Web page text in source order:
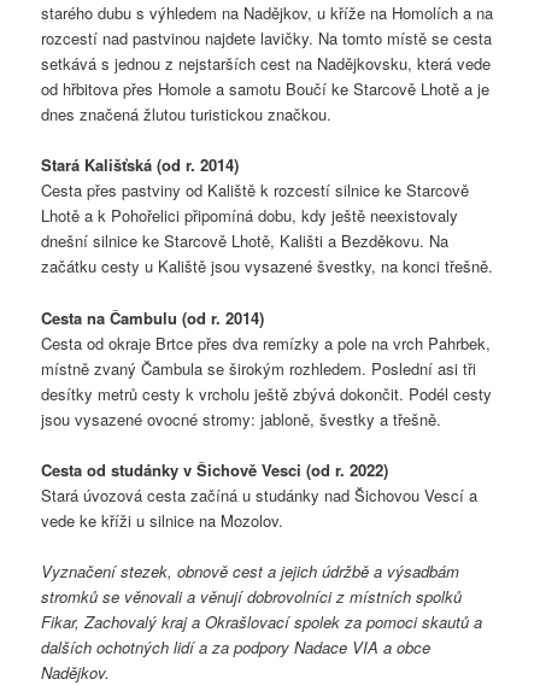
starého dubu s výhledem na Nadějkov, u kříže na Homolích a na
rozcestí nad pastvinou najdete lavičky. Na tomto místě se cesta
setkává s jednou z nejstarších cest na Nadějkovsku, která vede
od hřbitova přes Homole a samotu Boučí ke Starcově Lhotě a je
dnes značená žlutou turistickou značkou.
Stará Kališťská (od r. 2014)
Cesta přes pastviny od Kaliště k rozcestí silnice ke Starcově
Lhotě a k Pohořelici připomíná dobu, kdy ještě neexistovaly
dnešní silnice ke Starcově Lhotě, Kališti a Bezděkovu. Na
začátku cesty u Kaliště jsou vysazené švestky, na konci třešně.
Cesta na Čambulu (od r. 2014)
Cesta od okraje Brtce přes dva remízky a pole na vrch Pahrbek,
místně zvaný Čambula se širokým rozhledem. Poslední asi tři
desítky metrů cesty k vrcholu ještě zbývá dokončit. Podél cesty
jsou vysazené ovocné stromy: jabloně, švestky a třešně.
Cesta od studánky v Šichově Vesci (od r. 2022)
Stará úvozová cesta začíná u studánky nad Šichovou Vescí a
vede ke kříži u silnice na Mozolov.
Vyznačení stezek, obnově cest a jejich údržbě a výsadbám
stromků se věnovali a věnují dobrovolníci z místních spolků
Fikar, Zachovalý kraj a Okrašlovací spolek za pomoci skautů a
dalších ochotných lidí a za podpory Nadace VIA a obce
Nadějkov.